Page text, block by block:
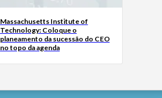
Massachusetts Institute of
Technology: Coloque o
planeamento da sucessão do CEO
no topo da agenda